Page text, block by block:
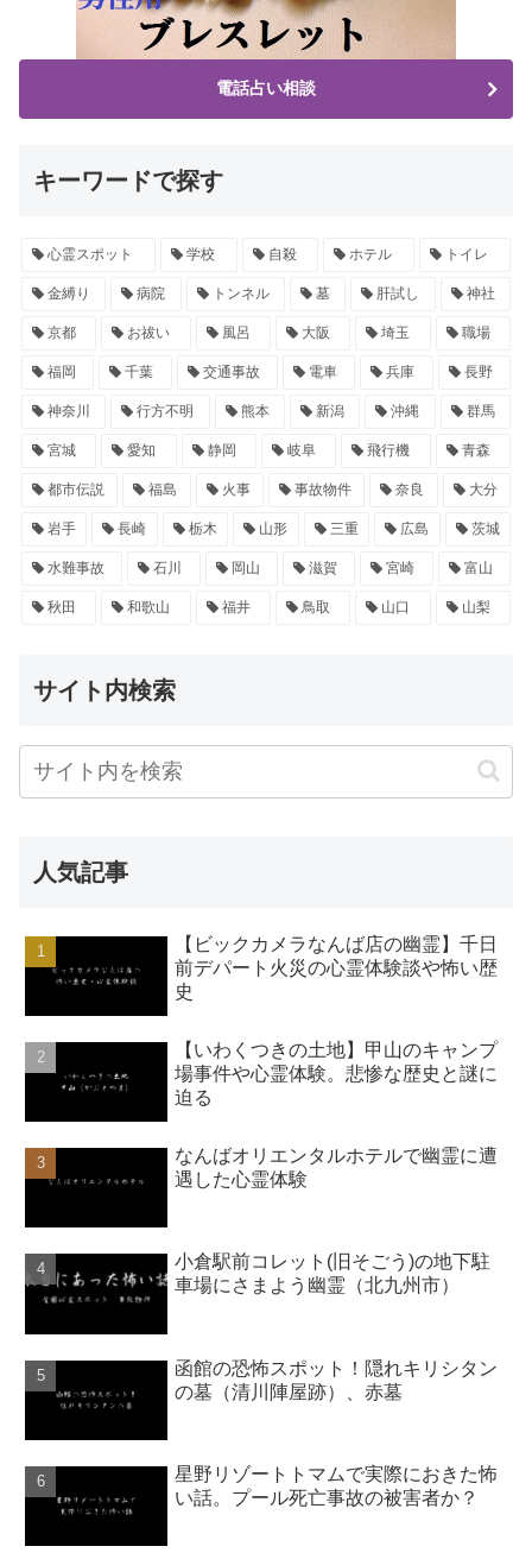
電話占い相談
キーワードで探す
心霊スポット 学校 自殺 ホテル トイレ
金縛り 病院 トンネル 墓 肝試し 神社
京都 お祓い 風呂 大阪 埼玉 職場
福岡 千葉 交通事故 電車 兵庫 長野
神奈川 行方不明 熊本 新潟 沖縄 群馬
宮城 愛知 静岡 岐阜 飛行機 青森
都市伝説 福島 火事 事故物件 奈良 大分
岩手 長崎 栃木 山形 三重 広島 茨城
水難事故 石川 岡山 滋賀 宮崎 富山
秋田 和歌山 福井 鳥取 山口 山梨
サイト内検索
人気記事
【ビックカメラなんば店の幽霊】千日
前デパート火災の心霊体験談や怖い歴
史
【いわくつきの土地】甲山のキャンプ
場事件や心霊体験。悲惨な歴史と謎に
迫る
なんばオリエンタルホテルで幽霊に遭
遇した心霊体験
小倉駅前コレット(旧そごう)の地下駐
車場にさまよう幽霊（北九州市）
函館の恐怖スポット！隠れキリシタン
の墓（清川陣屋跡）、赤墓
星野リゾートトマムで実際におきた怖
い話。プール死亡事故の被害者か？